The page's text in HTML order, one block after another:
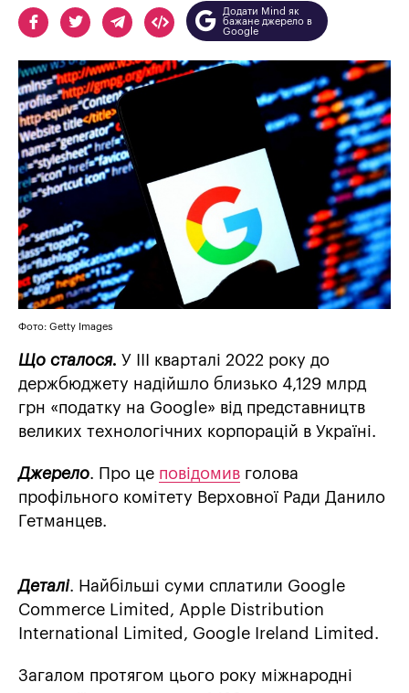
Додати Mind як
бажане джерело в
Google
Фото: Getty Images
Що сталося. У III кварталі 2022 року до
держбюджету надійшло близько 4,129 млрд
грн «податку на Google» від представництв
великих технологічних корпорацій в Україні.
Джерело. Про це повідомив голова
профільного комітету Верховної Ради Данило
Гетманцев.
Деталі. Найбільші суми сплатили Google
Commerce Limited, Apple Distribution
International Limited, Google Ireland Limited.
Загалом протягом цього року міжнародні